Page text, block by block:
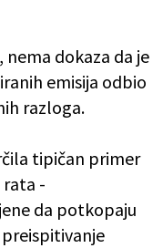
nema dokaza da je
emisija odbio
razloga.
tipičan primer
-
da potkopaju